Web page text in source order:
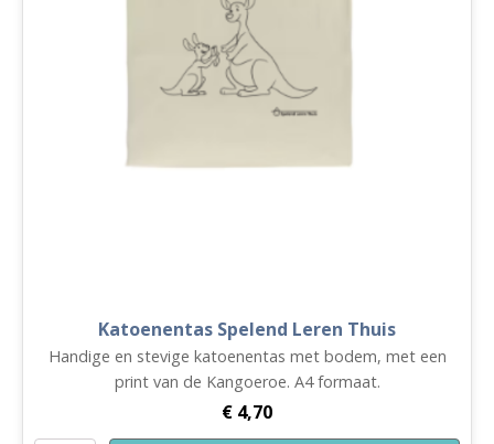
Katoenentas Spelend Leren Thuis
Handige en stevige katoenentas met bodem, met een
print van de Kangoeroe. A4 formaat.
€ 4,70